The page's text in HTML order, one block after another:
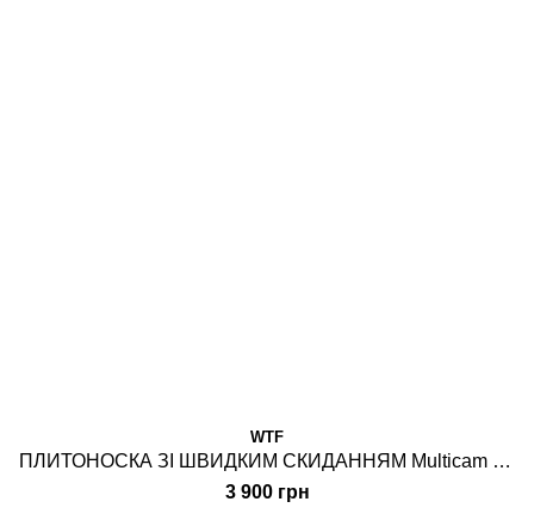
WTF
ПЛИТОНОСКА ЗІ ШВИДКИМ СКИДАННЯМ Multicam Replica
3 900 грн